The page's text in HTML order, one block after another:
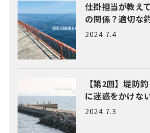
仕掛担当が教え
の関係？適切な
2024.7.4
【第2回】堤防
に迷惑をかけな
2024.7.3